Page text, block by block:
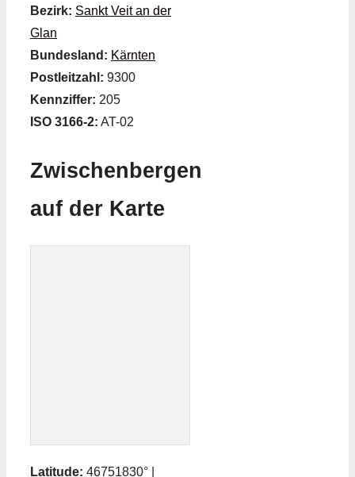
Bezirk: Sankt Veit an der
Glan
Bundesland: Kärnten
Postleitzahl: 9300
Kennziffer: 205
ISO 3166-2: AT-02
Zwischenbergen
auf der Karte
Latitude: 46751830° |